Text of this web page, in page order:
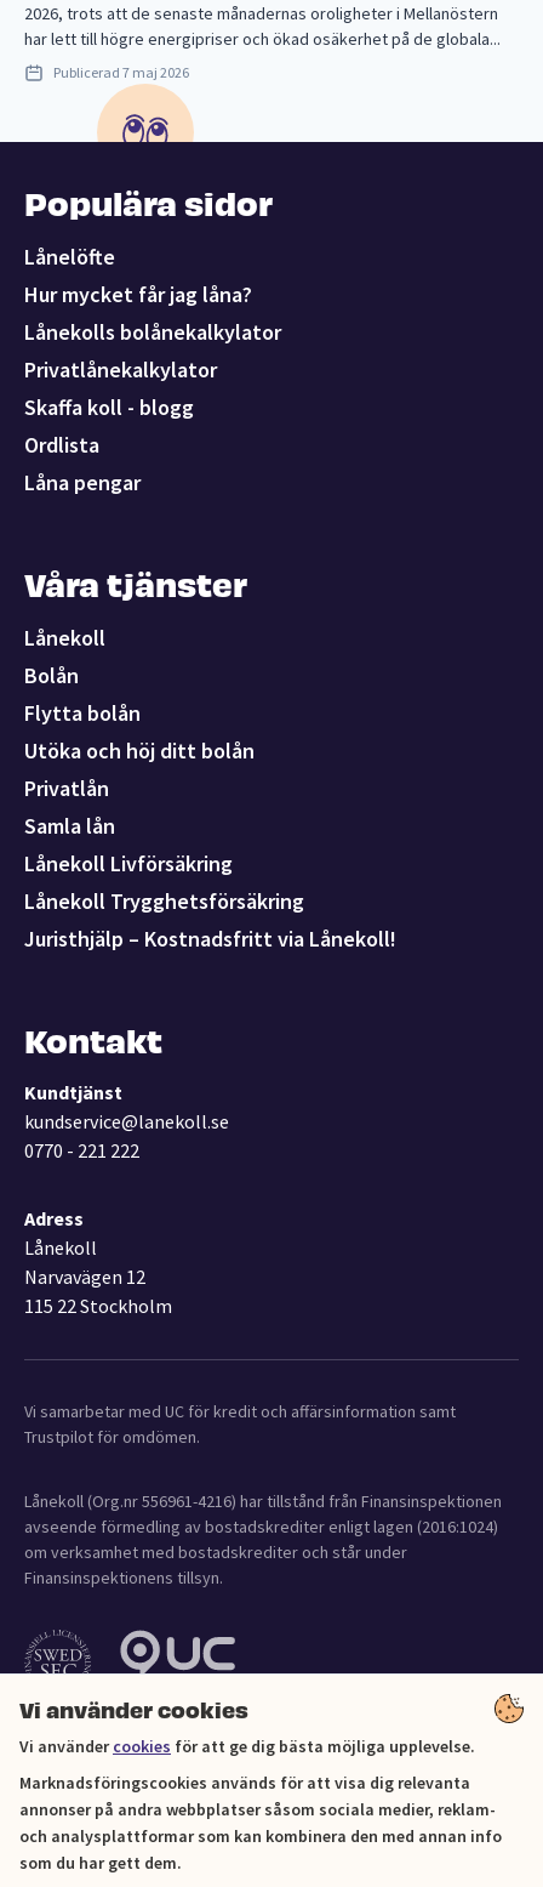
Vi använder cookies
Vi användercookies för att ge dig bästa möjliga upplevelse.
Marknadsföringscookies används för att visa dig relevanta
annonser på andra webbplatser såsom sociala medier, reklam-
och analysplattformar som kan kombinera den med annan info
som du har gett dem.
2026, trots att de senaste månadernas oroligheter i Mellanöstern
har lett till högre energipriser och ökad osäkerhet på de globala...
Publicerad 7 maj 2026
Populära sidor
Lånelöfte
Hur mycket får jag låna?
Lånekolls bolånekalkylator
Privatlånekalkylator
Skaffa koll - blogg
Ordlista
Låna pengar
Våra tjänster
Lånekoll
Bolån
Flytta bolån
Utöka och höj ditt bolån
Privatlån
Samla lån
Lånekoll Livförsäkring
Lånekoll Trygghetsförsäkring
Juristhjälp – Kostnadsfritt via Lånekoll!
Kontakt
Kundtjänst
kundservice@lanekoll.se
0770 - 221 222
Adress
Lånekoll
Narvavägen 12
115 22 Stockholm
Vi samarbetar med UC för kredit och affärsinformation samt
Trustpilot för omdömen.
Lånekoll (Org.nr 556961-4216) har tillstånd från Finansinspektionen
avseende förmedling av bostadskrediter enligt lagen (2016:1024)
om verksamhet med bostadskrediter och står under
Finansinspektionens tillsyn.
Cookies